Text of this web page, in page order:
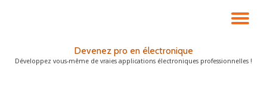
LA
Devenez pro en électronique
Développez vous-même de vraies applications électroniques professionnelles !